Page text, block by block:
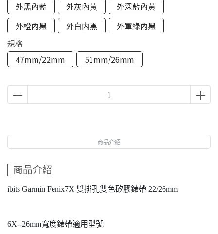
外黑內藍
外灰內黃
外深藍內黃
外橙內黑
外白内黑
外軍綠內黑
規格
47mm/22mm
51mm/26mm
商品介紹
商品介紹
ibits Garmin Fenix7X 雙排孔雙色矽膠錶帶 22/26mm
6X--26mm寬度錶帶適用型號